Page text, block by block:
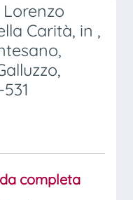
Carità, in ,
completa